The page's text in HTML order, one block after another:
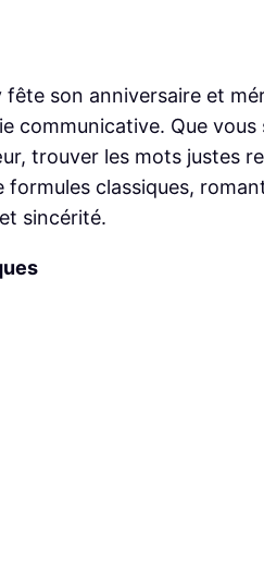
fête son anniversaire et
communicative. Que
trouver les mots justes
formules classiques,
sincérité.